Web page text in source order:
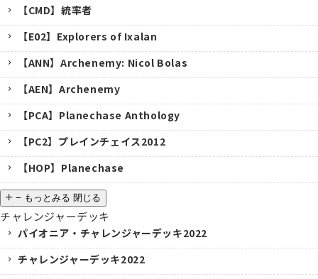
【CMD】統率者
【E02】Explorers of Ixalan
【ANN】Archenemy: Nicol Bolas
【AEN】Archenemy
【PCA】Planechase Anthology
【PC2】プレインチェイス2012
【HOP】Planechase
− もっとみる 閉じる
チャレンジャーデッキ
パイオニア・チャレンジャーデッキ2022
チャレンジャーデッキ2022